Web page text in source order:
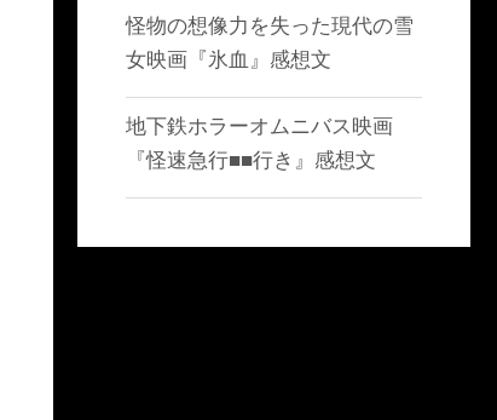
怪物の想像力を失った現代の雪
女映画『氷血』感想文
地下鉄ホラーオムニバス映画
『怪速急行■■行き』感想文